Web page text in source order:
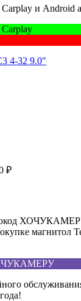
и Android
4-32 9.0"
₽
магнитол